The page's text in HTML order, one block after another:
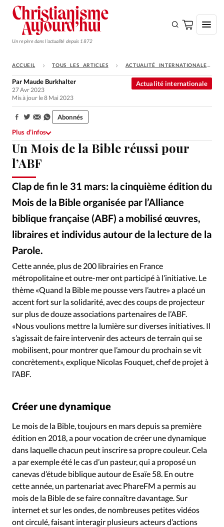
Un repère dans l'actualité depuis 1872
S'ABONNER
Monde
Opinions
Tous les articles
Faire un don
Emploi
Se connecter
Édition: Internationale
RUBRIQUES
Tous les articles
Actualité chrétienne
Actualité internationale
Chronique
Culture
Dossier
Eglises Foi Génération réveil
Monde
Opinions
Publireportage
Relations Aujourd'hui
Société
Tour du monde des Eglises
Trait d'Ixène
Vécu
Vie Intérieure
ACCUEIL TOUS LES ARTICLES ACTUALITÉ INTERNATIONALE
Un Mois de la Bible réussi pour
l’ABF
Clap de fin le 31 mars: la cinquième édition du
Mois de la Bible organisée par l’Alliance
biblique française (ABF) a mobilisé œuvres,
libraires et individus autour de la lecture de la
Parole.
Actualité internationale
Par Maude Burkhalter
27 Avr 2023
Mis à jour le 8 Mai 2023
Partager:
Abonnés
Plus d’infos
Cette année, plus de 200 librairies en France
métropolitaine et outre-mer ont participé à l’initiative. Le
thème «Quand la Bible me pousse vers l’autre» a placé un
accent fort sur la solidarité, avec des coups de projecteur
sur plus de douze associations partenaires de l’ABF.
«Nous voulions mettre la lumière sur diverses initiatives. Il
s’agissait de faire intervenir des acteurs de terrain qui se
mobilisent, pour montrer que l’amour du prochain se vit
concrètement», explique Nicolas Fouquet, chef de projet à
l’ABF.
Créer une dynamique
Le mois de la Bible, toujours en mars depuis sa première
édition en 2018, a pour vocation de créer une dynamique
dans laquelle chacun peut inscrire sa propre couleur. Cela
a par exemple été le cas d’un pasteur, qui a proposé un
canevas d’étude biblique autour de Esaïe 58. En outre
cette année, un partenariat avec PhareFM a permis au
mois de la Bible de se faire connaître davantage. Sur
internet et sur les ondes, de nombreuses petites vidéos
ont circulé, faisant interagir plusieurs acteurs d’actions